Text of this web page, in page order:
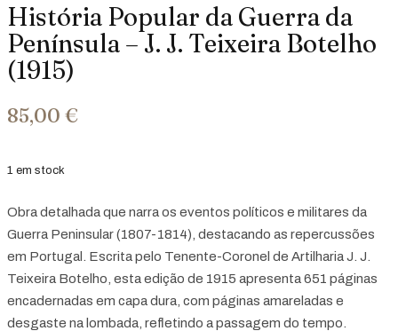
História Popular da Guerra da
Península – J. J. Teixeira Botelho
(1915)
85,00 €
1 em stock
Obra detalhada que narra os eventos políticos e militares da
Guerra Peninsular (1807-1814), destacando as repercussões
em Portugal. Escrita pelo Tenente-Coronel de Artilharia J. J.
Teixeira Botelho, esta edição de 1915 apresenta 651 páginas
encadernadas em capa dura, com páginas amareladas e
desgaste na lombada, refletindo a passagem do tempo.